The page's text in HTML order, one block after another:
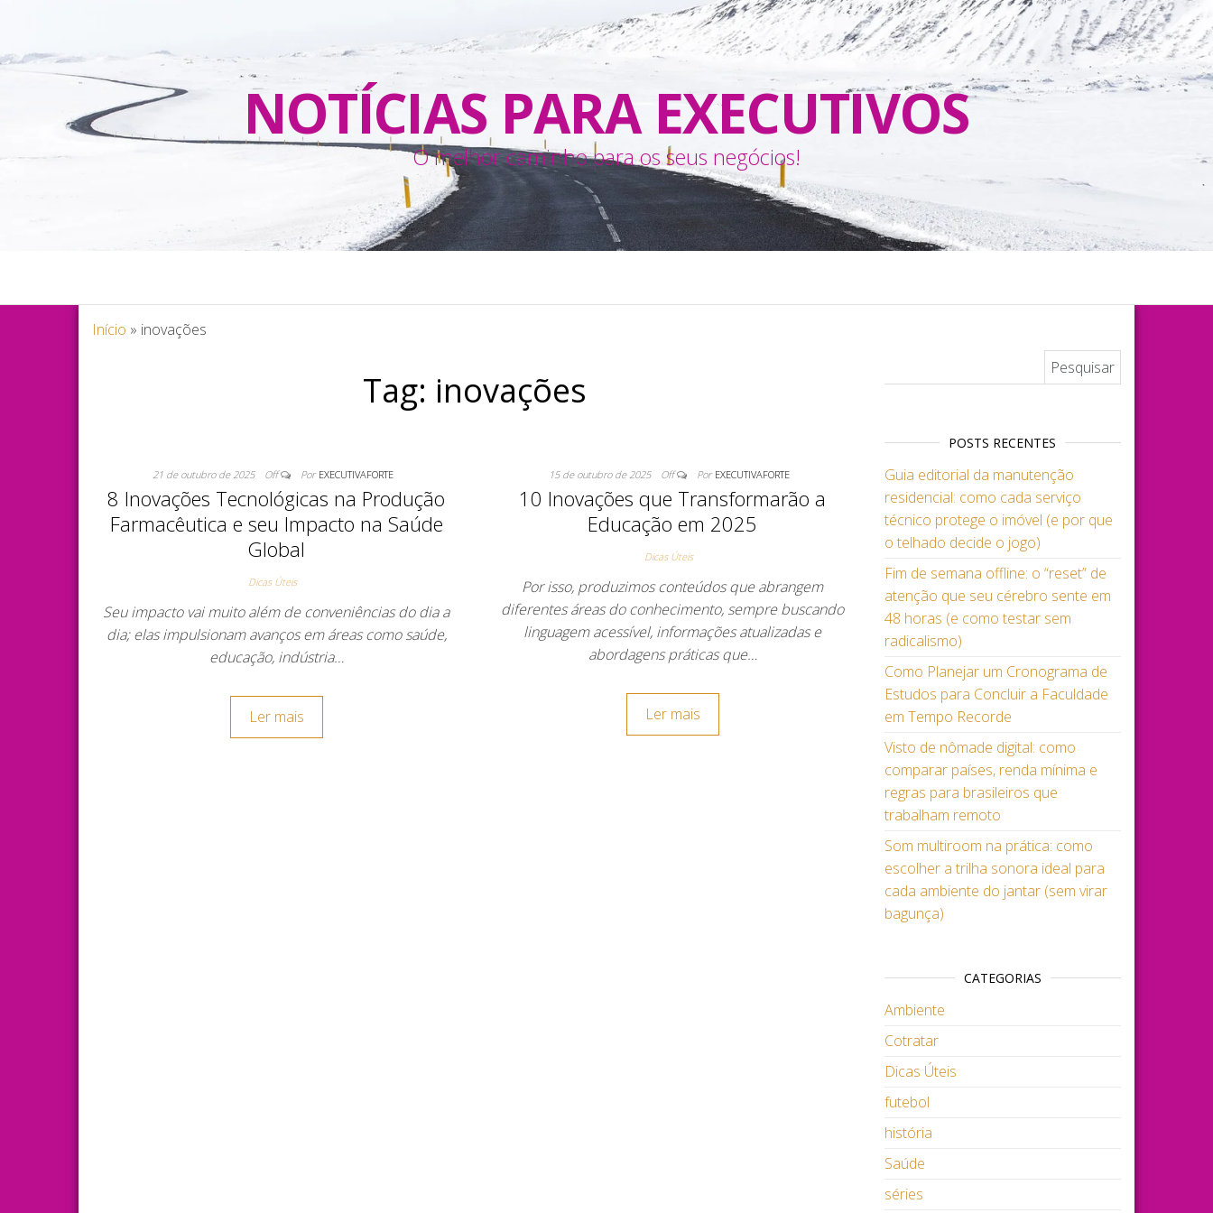
NOTÍCIAS PARA EXECUTIVOS
O melhor caminho para os seus negócios!
Início » inovações
Tag: inovações
21 de outubro de 2025 Off Por EXECUTIVAFORTE
8 Inovações Tecnológicas na Produção
Farmacêutica e seu Impacto na Saúde
Global
Dicas Úteis
Seu impacto vai muito além de conveniências do dia a
dia; elas impulsionam avanços em áreas como saúde,
educação, indústria…
Ler mais
15 de outubro de 2025 Off Por EXECUTIVAFORTE
10 Inovações que Transformarão a
Educação em 2025
Dicas Úteis
Por isso, produzimos conteúdos que abrangem
diferentes áreas do conhecimento, sempre buscando
linguagem acessível, informações atualizadas e
abordagens práticas que…
Ler mais
POSTS RECENTES
Guia editorial da manutenção
residencial: como cada serviço
técnico protege o imóvel (e por que
o telhado decide o jogo)
Fim de semana offline: o “reset” de
atenção que seu cérebro sente em
48 horas (e como testar sem
radicalismo)
Como Planejar um Cronograma de
Estudos para Concluir a Faculdade
em Tempo Recorde
Visto de nômade digital: como
comparar países, renda mínima e
regras para brasileiros que
trabalham remoto
Som multiroom na prática: como
escolher a trilha sonora ideal para
cada ambiente do jantar (sem virar
bagunça)
CATEGORIAS
Ambiente
Cotratar
Dicas Úteis
futebol
história
Saúde
séries